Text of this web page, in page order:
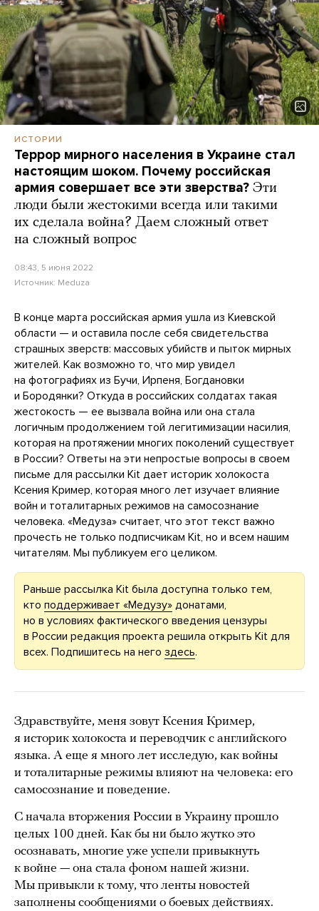
ИСТОРИИ
Террор мирного населения в Украине стал
настоящим шоком. Почему российская
армия совершает все эти зверства? Эти
люди были жестокими всегда или такими
их сделала война? Даем сложный ответ
на сложный вопрос
08:43, 5 июня 2022
Источник: Meduza
В конце марта российская армия ушла из Киевской
области — и оставила после себя свидетельства
страшных зверств: массовых убийств и пыток мирных
жителей. Как возможно то, что мир увидел
на фотографиях из Бучи, Ирпеня, Богдановки
и Бородянки? Откуда в российских солдатах такая
жестокость — ее вызвала война или она стала
логичным продолжением той легитимизации насилия,
которая на протяжении многих поколений существует
в России? Ответы на эти непростые вопросы в своем
письме для рассылки Kit дает историк холокоста
Ксения Кример, которая много лет изучает влияние
войн и тоталитарных режимов на самосознание
человека. «Медуза» считает, что этот текст важно
прочесть не только подписчикам Kit, но и всем нашим
читателям. Мы публикуем его целиком.
Раньше рассылка Kit была доступна только тем,
кто поддерживает «Медузу» донатами,
но в условиях фактического введения цензуры
в России редакция проекта решила открыть Kit для
всех. Подпишитесь на него здесь.
Здравствуйте, меня зовут Ксения Кример,
я историк холокоста и переводчик с английского
языка. А еще я много лет исследую, как войны
и тоталитарные режимы влияют на человека: его
самосознание и поведение.
С начала вторжения России в Украину прошло
целых 100 дней. Как бы ни было жутко это
осознавать, многие уже успели привыкнуть
к войне — она стала фоном нашей жизни.
Мы привыкли к тому, что ленты новостей
заполнены сообщениями о боевых действиях.